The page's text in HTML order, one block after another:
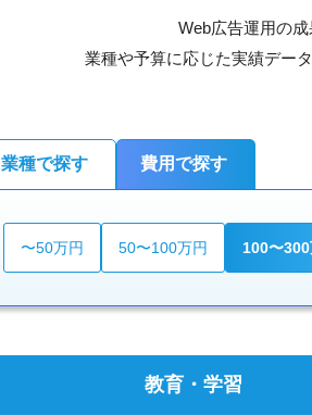
Web広告運用の
業種や予算に応じた実績デー
業種で探す 費用で探す
〜50万円 50〜100万円 100〜300
教育・学習